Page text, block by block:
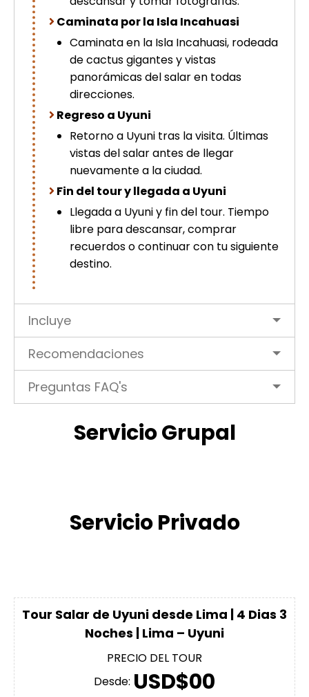
Caminata por la Isla Incahuasi
Caminata en la Isla Incahuasi, rodeada
de cactus gigantes y vistas
panorámicas del salar en todas
direcciones.
Regreso a Uyuni
Retorno a Uyuni tras la visita. Últimas
vistas del salar antes de llegar
nuevamente a la ciudad.
Fin del tour y llegada a Uyuni
Llegada a Uyuni y fin del tour. Tiempo
libre para descansar, comprar
recuerdos o continuar con tu siguiente
destino.
Incluye
Recomendaciones
Preguntas FAQ's
Servicio Grupal
Servicio Privado
Tour Salar de Uyuni desde Lima | 4 Dias 3
Noches | Lima – Uyuni
PRECIO DEL TOUR
Desde: USD$00